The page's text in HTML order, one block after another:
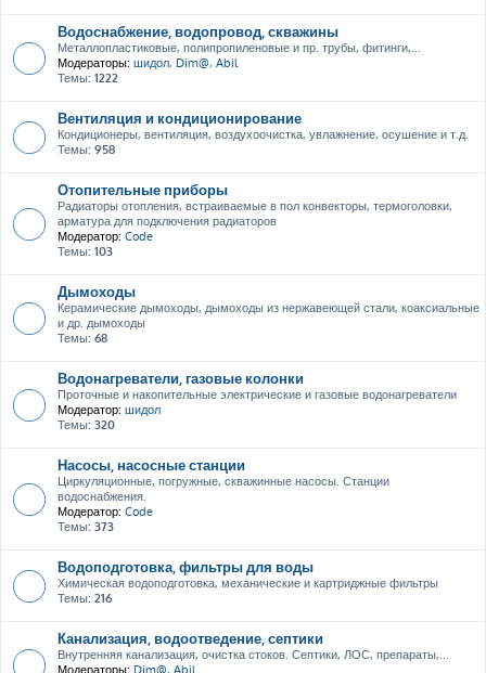
Водоснабжение, водопровод, скважины
Металлопластиковые, полипропиленовые и пр. трубы, фитинги,...
Модераторы: шидол, Dim@, Abil
Темы: 1222
Вентиляция и кондиционирование
Кондиционеры, вентиляция, воздухоочистка, увлажнение, осушение и т.д.
Темы: 958
Отопительные приборы
Радиаторы отопления, встраиваемые в пол конвекторы, термоголовки,
арматура для подключения радиаторов
Модератор: Code
Темы: 103
Дымоходы
Керамические дымоходы, дымоходы из нержавеющей стали, коаксиальные
и др. дымоходы
Темы: 68
Водонагреватели, газовые колонки
Проточные и накопительные электрические и газовые водонагреватели
Модератор: шидол
Темы: 320
Насосы, насосные станции
Циркуляционные, погружные, скважинные насосы. Станции
водоснабжения.
Модератор: Code
Темы: 373
Водоподготовка, фильтры для воды
Химическая водоподготовка, механические и картриджные фильтры
Темы: 216
Канализация, водоотведение, септики
Внутренняя канализация, очистка стоков. Септики, ЛОС, препараты,...
Модераторы: Dim@, Abil